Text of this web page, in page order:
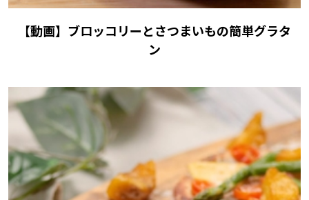
【動画】ブロッコリーとさつまいもの簡単グラタ
ン